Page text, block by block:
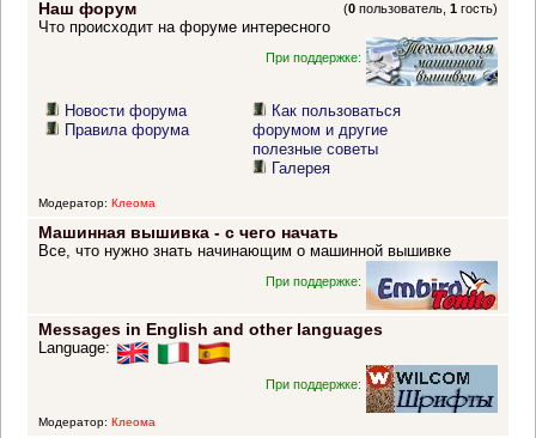
Наш форум (0 пользователь,1 гость)
Что происходит на форуме интересного
При поддержке:
Новости форума
Правила форума
Как пользоваться
форумом и другие
полезные советы
Галерея
Модератор: Клеома
Машинная вышивка - с чего начать
Все, что нужно знать начинающим о машинной вышивке
При поддержке:
Messages in English and other languages
Language:
При поддержке:
Модератор: Клеома